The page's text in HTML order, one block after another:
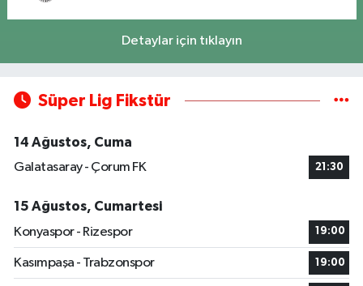
Detaylar için tıklayın
Süper Lig Fikstür
14 Ağustos, Cuma
Galatasaray - Çorum FK
21:30
15 Ağustos, Cumartesi
Konyaspor - Rizespor
19:00
Kasımpaşa - Trabzonspor 19:00